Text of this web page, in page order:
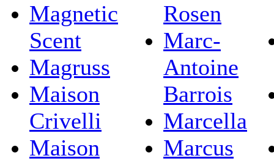
Magnetic
Scent
Magruss
Maison
Crivelli
Maison
Rosen
Marc-
Antoine
Barrois
Marcella
Marcus